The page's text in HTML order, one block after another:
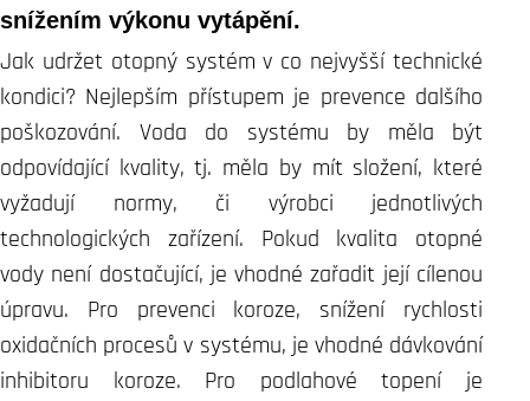
snížením výkonu vytápění.
Jak udržet otopný systém v co nejvyšší technické
kondici? Nejlepším přístupem je prevence dalšího
poškozování. Voda do systému by měla být
odpovídající kvality, tj. měla by mít složení, které
vyžadují normy, či výrobci jednotlivých
technologických zařízení. Pokud kvalita otopné
vody není dostačující, je vhodné zařadit její cílenou
úpravu. Pro prevenci koroze, snížení rychlosti
oxidačních procesů v systému, je vhodné dávkování
inhibitoru koroze. Pro podlahové topení je